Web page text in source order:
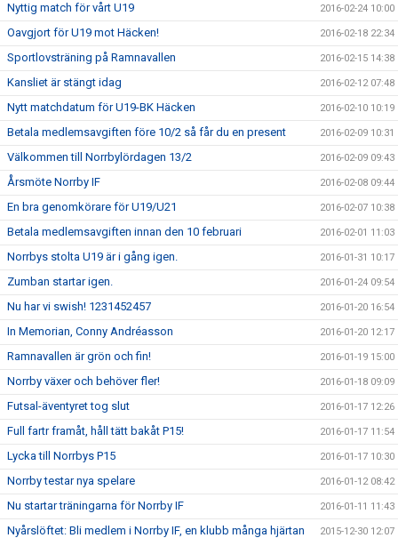
Nyttig match för vårt U19 2016-02-24 10:00
Oavgjort för U19 mot Häcken! 2016-02-18 22:34
Sportlovsträning på Ramnavallen 2016-02-15 14:38
Kansliet är stängt idag 2016-02-12 07:48
Nytt matchdatum för U19-BK Häcken 2016-02-10 10:19
Betala medlemsavgiften före 10/2 så får du en present 2016-02-09 10:31
Välkommen till Norrbylördagen 13/2 2016-02-09 09:43
Årsmöte Norrby IF 2016-02-08 09:44
En bra genomkörare för U19/U21 2016-02-07 10:38
Betala medlemsavgiften innan den 10 februari 2016-02-01 11:03
Norrbys stolta U19 är i gång igen. 2016-01-31 10:17
Zumban startar igen. 2016-01-24 09:54
Nu har vi swish! 1231452457 2016-01-20 16:54
In Memorian, Conny Andréasson 2016-01-20 12:17
Ramnavallen är grön och fin! 2016-01-19 15:00
Norrby växer och behöver fler! 2016-01-18 09:09
Futsal-äventyret tog slut 2016-01-17 12:26
Full fartr framåt, håll tätt bakåt P15! 2016-01-17 11:54
Lycka till Norrbys P15 2016-01-17 10:30
Norrby testar nya spelare 2016-01-12 08:42
Nu startar träningarna för Norrby IF 2016-01-11 11:43
Nyårslöftet: Bli medlem i Norrby IF, en klubb många hjärtan 2015-12-30 12:07